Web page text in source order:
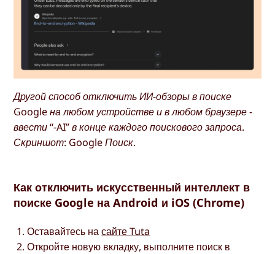
Другой способ отключить ИИ-обзоры в поиске
Google на любом устройстве и в любом браузере -
ввести “-AI” в конце каждого поискового запроса.
Скриншот: Google Поиск.
Как отключить искусственный интеллект в
поиске Google на Android и iOS (Chrome)
Оставайтесь насайте Tuta
Откройте новую вкладку, выполните поиск в